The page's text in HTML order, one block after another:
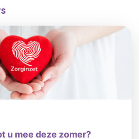
u mee deze zomer?